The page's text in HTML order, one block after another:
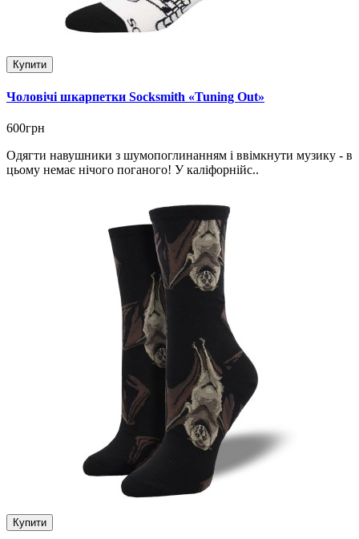
Купити
Чоловічі шкарпетки Socksmith «Tuning Out»
600грн
Одягти навушники з шумопоглинанням і ввімкнути музику - в
цьому немає нічого поганого! У каліфорнійс..
Купити